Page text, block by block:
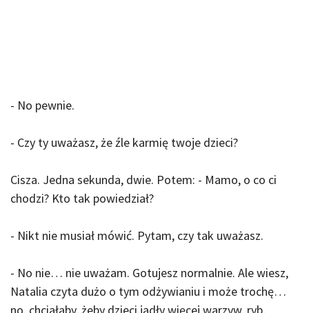
- No pewnie.
- Czy ty uważasz, że źle karmię twoje dzieci?
Cisza. Jedna sekunda, dwie. Potem: - Mamo, o co ci
chodzi? Kto tak powiedział?
- Nikt nie musiał mówić. Pytam, czy tak uważasz.
- No nie… nie uważam. Gotujesz normalnie. Ale wiesz,
Natalia czyta dużo o tym odżywianiu i może trochę…